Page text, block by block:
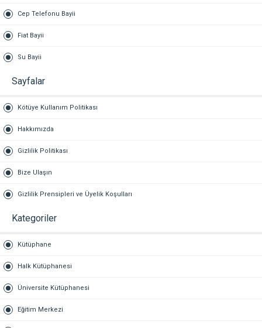
Cep Telefonu Bayii
Fiat Bayii
Su Bayii
Sayfalar
Kötüye Kullanım Politikası
Hakkımızda
Gizlilik Politikası
Bize Ulaşın
Gizlilik Prensipleri ve Üyelik Koşulları
Kategoriler
Kütüphane
Halk Kütüphanesi
Üniversite Kütüphanesi
Eğitim Merkezi